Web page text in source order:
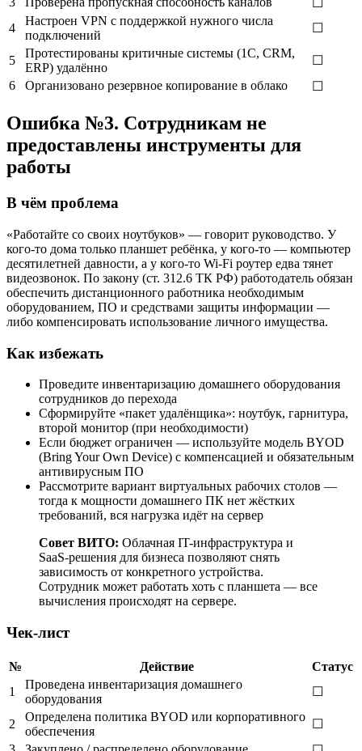
4
Настроен VPN с поддержкой нужного числа
подключений
☐
5
Протестированы критичные системы (1С, CRM,
ERP) удалённо
☐
6
Организовано резервное копирование в облако ☐
Ошибка №3. Сотрудникам не
предоставлены инструменты для
работы
В чём проблема
«Работайте со своих ноутбуков» — говорит руководство. У
кого-то дома только планшет ребёнка, у кого-то — компьютер
десятилетней давности, а у кого-то Wi-Fi роутер едва тянет
видеозвонок. По закону (ст. 312.6 ТК РФ) работодатель обязан
обеспечить дистанционного работника необходимым
оборудованием, ПО и средствами защиты информации —
либо компенсировать использование личного имущества.
Как избежать
Проведите инвентаризацию домашнего оборудования
сотрудников до перехода
Сформируйте «пакет удалёнщика»: ноутбук, гарнитура,
второй монитор (при необходимости)
Если бюджет ограничен — используйте модель BYOD
(Bring Your Own Device) с компенсацией и обязательным
антивирусным ПО
Рассмотрите вариант виртуальных рабочих столов —
тогда к мощности домашнего ПК нет жёстких
требований, вся нагрузка идёт на сервер
Совет ВИТО: Облачная IT-инфраструктура и
SaaS-решения для бизнеса позволяют снять
зависимость от конкретного устройства.
Сотрудник может работать хоть с планшета — все
вычисления происходят на сервере.
Чек-лист
№ Действие
Статус
1
Проведена инвентаризация домашнего
оборудования
☐
2
Определена политика BYOD или корпоративного
обеспечения
☐